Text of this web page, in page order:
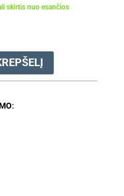
skirtis nuo esančios
: